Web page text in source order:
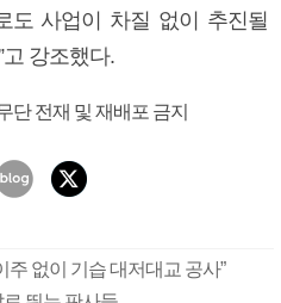
도 사업이 차질 없이 추진될
강조했다.
단 전재 및 재배포 금지
주 없이 기습 대저대교 공사”